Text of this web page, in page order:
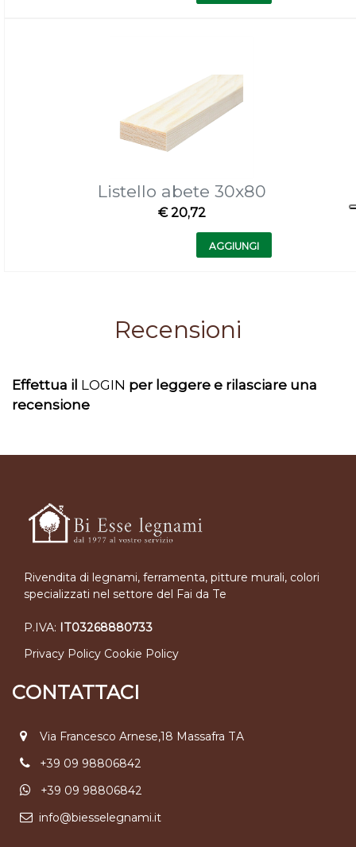
Listello abete 30x80
€ 20,72
Quantità
AGGIUNGI
Recensioni
Effettua il LOGIN per leggere e rilasciare una
recensione
Rivendita di legnami, ferramenta, pitture murali, colori
specializzati nel settore del Fai da Te
P.IVA: IT03268880733
Privacy Policy Cookie Policy
CONTATTACI
Via Francesco Arnese,18 Massafra TA
+39 09 98806842
+39 09 98806842
info@biesselegnami.it